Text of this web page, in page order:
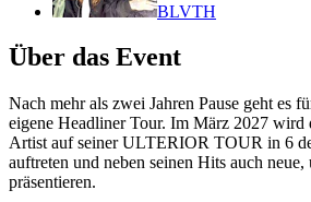
BLVTH
Über das Event
Nach mehr als zwei Jahren Pause geht es
eigene Headliner Tour. Im März 2027 wird
Artist auf seiner ULTERIOR TOUR in 6
auftreten und neben seinen Hits auch
präsentieren.